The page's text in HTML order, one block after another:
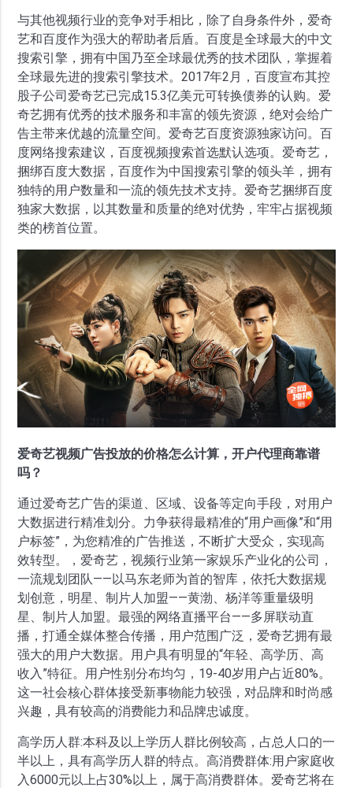
与其他视频行业的竞争对手相比，除了自身条件外，爱奇
艺和百度作为强大的帮助者后盾。百度是全球最大的中文
搜索引擎，拥有中国乃至全球最优秀的技术团队，掌握着
全球最先进的搜索引擎技术。2017年2月，百度宣布其控
股子公司爱奇艺已完成15.3亿美元可转换债券的认购。爱
奇艺拥有优秀的技术服务和丰富的领先资源，绝对会给广
告主带来优越的流量空间。爱奇艺百度资源独家访问。百
度网络搜索建议，百度视频搜索首选默认选项。爱奇艺，
捆绑百度大数据，百度作为中国搜索引擎的领头羊，拥有
独特的用户数量和一流的领先技术支持。爱奇艺捆绑百度
独家大数据，以其数量和质量的绝对优势，牢牢占据视频
类的榜首位置。
爱奇艺视频广告投放的价格怎么计算，开户代理商靠谱
吗？
通过爱奇艺广告的渠道、区域、设备等定向手段，对用户
大数据进行精准划分。力争获得最精准的“用户画像”和“用
户标签”，为您精准的广告推送，不断扩大受众，实现高
效转型。，爱奇艺，视频行业第一家娱乐产业化的公司，
一流规划团队——以马东老师为首的智库，依托大数据规
划创意，明星、制片人加盟——黄渤、杨洋等重量级明
星、制片人加盟。最强的网络直播平台——多屏联动直
播，打通全媒体整合传播，用户范围广泛，爱奇艺拥有最
强大的用户大数据。用户具有明显的“年轻、高学历、高
收入”特征。用户性别分布均匀，19-40岁用户占近80%。
这一社会核心群体接受新事物能力较强，对品牌和时尚感
兴趣，具有较高的消费能力和品牌忠诚度。
高学历人群:本科及以上学历人群比例较高，占总人口的一
半以上，具有高学历人群的特点。高消费群体:用户家庭收
入6000元以上占30%以上，属于高消费群体。爱奇艺将在